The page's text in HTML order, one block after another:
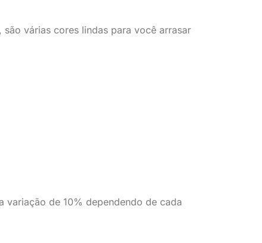
várias cores lindas para você arrasar
de 10% dependendo de cada